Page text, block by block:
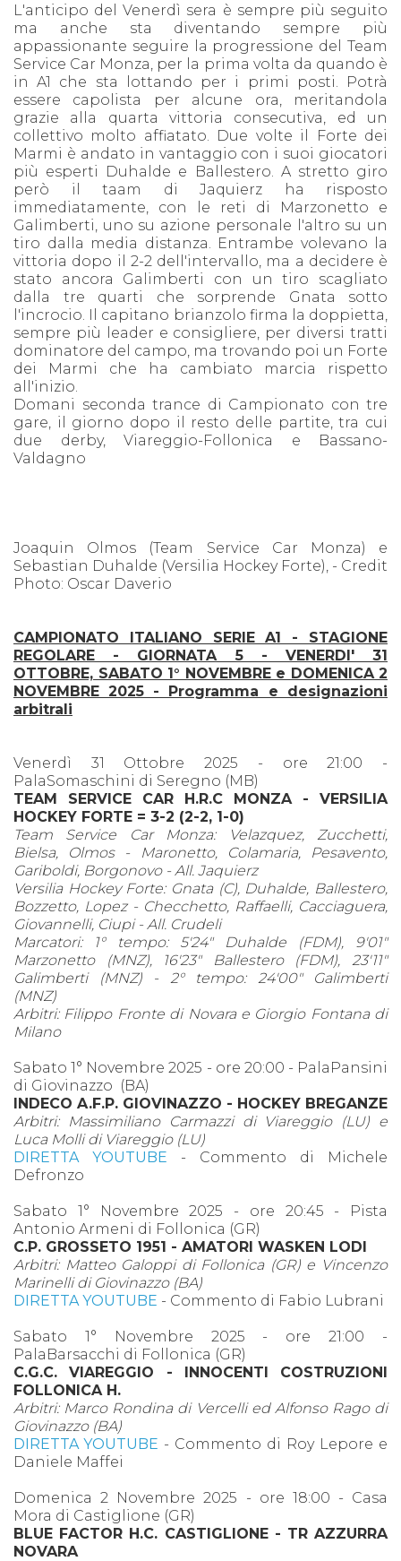
L'anticipo del Venerdì sera è sempre più seguito
ma anche sta diventando sempre più
appassionante seguire la progressione del Team
Service Car Monza, per la prima volta da quando è
in A1 che sta lottando per i primi posti. Potrà
essere capolista per alcune ora, meritandola
grazie alla quarta vittoria consecutiva, ed un
collettivo molto affiatato. Due volte il Forte dei
Marmi è andato in vantaggio con i suoi giocatori
più esperti Duhalde e Ballestero. A stretto giro
però il taam di Jaquierz ha risposto
immediatamente, con le reti di Marzonetto e
Galimberti, uno su azione personale l'altro su un
tiro dalla media distanza. Entrambe volevano la
vittoria dopo il 2-2 dell'intervallo, ma a decidere è
stato ancora Galimberti con un tiro scagliato
dalla tre quarti che sorprende Gnata sotto
l'incrocio. Il capitano brianzolo firma la doppietta,
sempre più leader e consigliere, per diversi tratti
dominatore del campo, ma trovando poi un Forte
dei Marmi che ha cambiato marcia rispetto
all'inizio.
Domani seconda trance di Campionato con tre
gare, il giorno dopo il resto delle partite, tra cui
due derby, Viareggio-Follonica e Bassano-
Valdagno
Joaquin Olmos (Team Service Car Monza) e
Sebastian Duhalde (Versilia Hockey Forte), - Credit
Photo: Oscar Daverio
CAMPIONATO ITALIANO SERIE A1 - STAGIONE
REGOLARE - GIORNATA 5 - VENERDI' 31
OTTOBRE, SABATO 1° NOVEMBRE e DOMENICA 2
NOVEMBRE 2025 - Programma e designazioni
arbitrali
Venerdì 31 Ottobre 2025 - ore 21:00 -
PalaSomaschini di Seregno (MB)
TEAM SERVICE CAR H.R.C MONZA - VERSILIA
HOCKEY FORTE = 3-2 (2-2, 1-0)
Team Service Car Monza: Velazquez, Zucchetti,
Bielsa, Olmos - Maronetto, Colamaria, Pesavento,
Gariboldi, Borgonovo - All. Jaquierz
Versilia Hockey Forte: Gnata (C), Duhalde, Ballestero,
Bozzetto, Lopez - Checchetto, Raffaelli, Cacciaguera,
Giovannelli, Ciupi - All. Crudeli
Marcatori: 1° tempo: 5'24" Duhalde (FDM), 9'01"
Marzonetto (MNZ), 16'23" Ballestero (FDM), 23'11"
Galimberti (MNZ) - 2° tempo: 24'00" Galimberti
(MNZ)
Arbitri: Filippo Fronte di Novara e Giorgio Fontana di
Milano
Sabato 1° Novembre 2025 - ore 20:00 - PalaPansini
di Giovinazzo (BA)
INDECO A.F.P. GIOVINAZZO - HOCKEY BREGANZE
Arbitri: Massimiliano Carmazzi di Viareggio (LU) e
Luca Molli di Viareggio (LU)
DIRETTA YOUTUBE - Commento di Michele
Defronzo
Sabato 1° Novembre 2025 - ore 20:45 - Pista
Antonio Armeni di Follonica (GR)
C.P. GROSSETO 1951 - AMATORI WASKEN LODI
Arbitri: Matteo Galoppi di Follonica (GR) e Vincenzo
Marinelli di Giovinazzo (BA)
DIRETTA YOUTUBE - Commento di Fabio Lubrani
Sabato 1° Novembre 2025 - ore 21:00 -
PalaBarsacchi di Follonica (GR)
C.G.C. VIAREGGIO - INNOCENTI COSTRUZIONI
FOLLONICA H.
Arbitri: Marco Rondina di Vercelli ed Alfonso Rago di
Giovinazzo (BA)
DIRETTA YOUTUBE - Commento di Roy Lepore e
Daniele Maffei
Domenica 2 Novembre 2025 - ore 18:00 - Casa
Mora di Castiglione (GR)
BLUE FACTOR H.C. CASTIGLIONE - TR AZZURRA
NOVARA